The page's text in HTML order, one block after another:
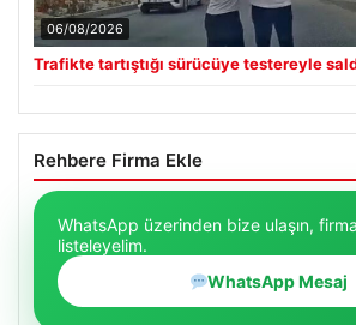
06/08/2026
Trafikte tartıştığı sürücüye testereyle
Rehbere Firma Ekle
WhatsApp üzerinden bize ulaşın,
listeleyelim.
WhatsApp Mesaj